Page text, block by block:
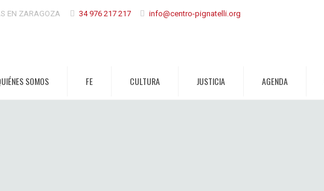
EN ZARAGOZA 34 976 217 217 info@centro-pignatelli.org
SOMOS FE CULTURA JUSTICIA AGENDA